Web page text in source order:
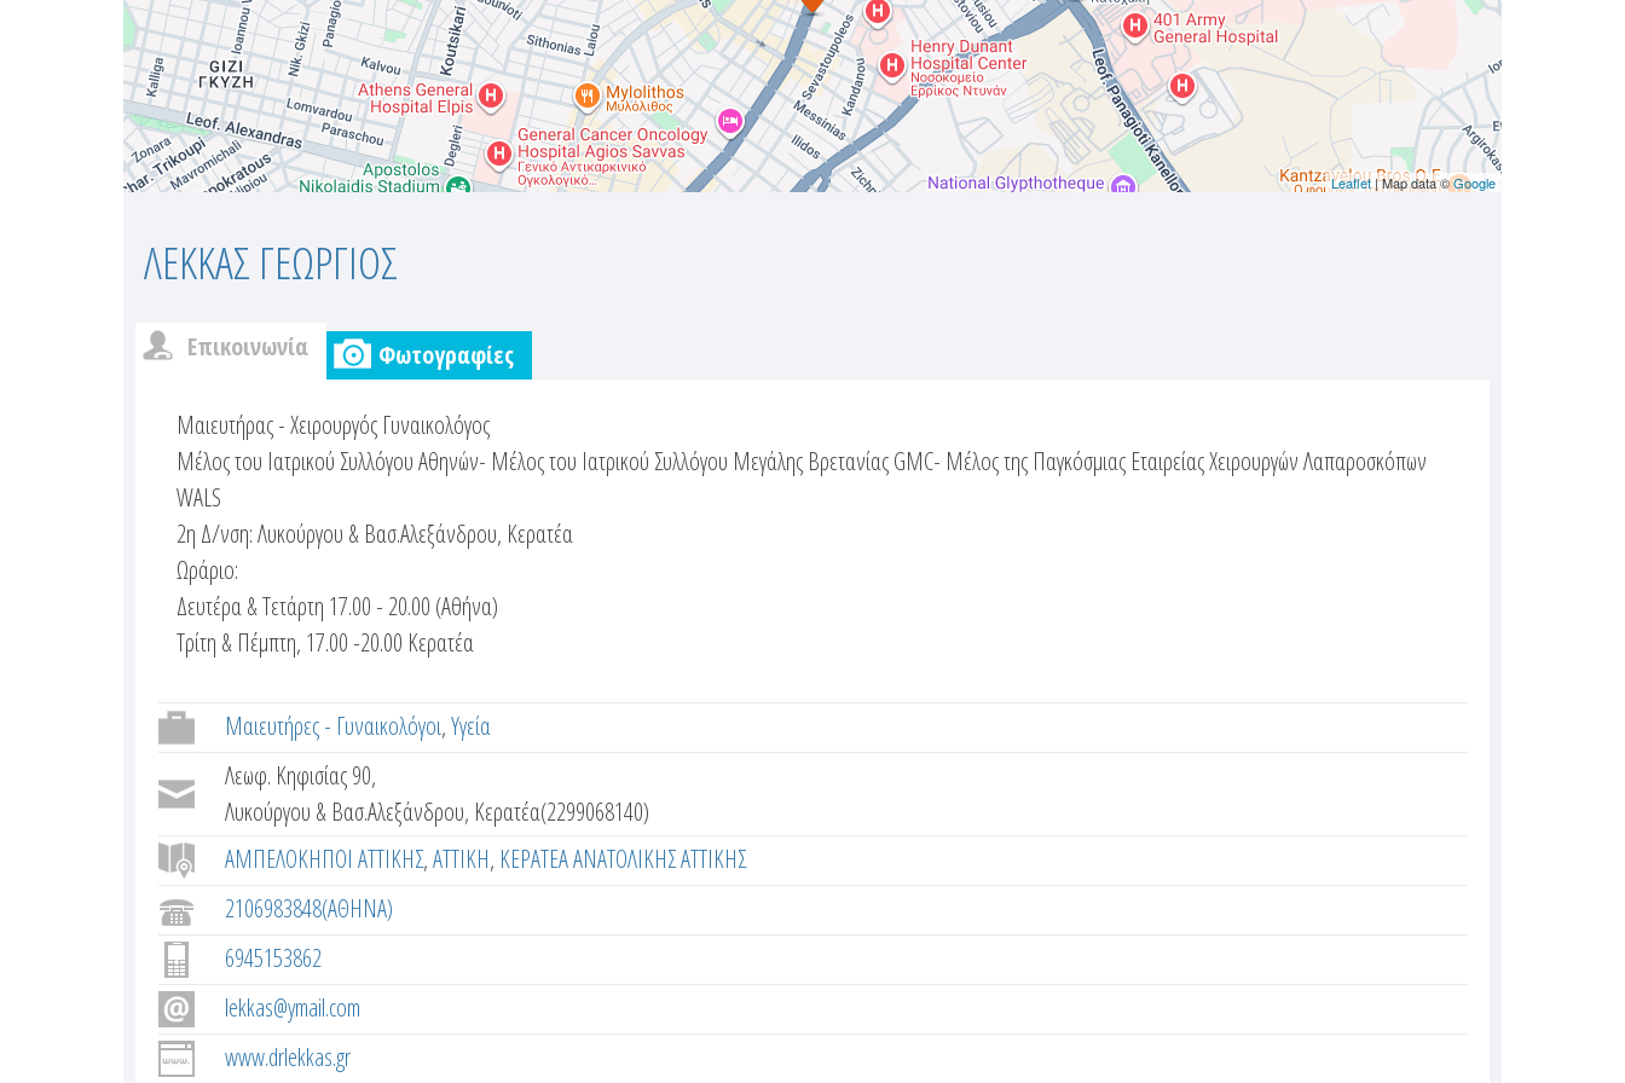
Leaflet | Map data ©Google
ΛΕΚΚΑΣ ΓΕΩΡΓΙΟΣ
Επικοινωνία
ε
ν
ε
ρ
γ
ή
κ
τ
έ
λ
α
Φωτογραφίες
Μαιευτήρας - Χειρουργός Γυναικολόγος
Μέλος του Ιατρικού Συλλόγου Αθηνών- Μέλος του Ιατρικού Συλλόγου Μεγάλης Βρετανίας GMC- Μέλος της Παγκόσμιας Εταιρείας Χειρουργών Λαπαροσκόπων
WALS
2η Δ/νση: Λυκούργου & Βασ.Αλεξάνδρου, Κερατέα
Ωράριο:
Δευτέρα & Τετάρτη 17.00 - 20.00 (Αθήνα)
Τρίτη & Πέμπτη, 17.00 -20.00 Κερατέα
Μαιευτήρες - Γυναικολόγοι Υγεία
Λεωφ. Κηφισίας 90
Λυκούργου & Βασ.Αλεξάνδρου, Κερατέα(2299068140)
ΑΜΠΕΛΟΚΗΠΟΙ ΑΤΤΙΚΗΣ ΑΤΤΙΚΗ ΚΕΡΑΤΕΑ ΑΝΑΤΟΛΙΚΗΣ ΑΤΤΙΚΗΣ
2106983848(ΑΘΗΝΑ)
6945153862
lekkas@ymail.com
www.drlekkas.gr